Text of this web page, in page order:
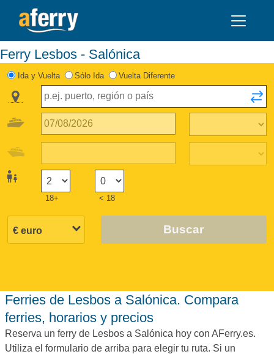
Ferry Lesbos - Salónica
Ida y Vuelta Sólo Ida Vuelta Diferente
18+ < 18
Buscar
Ferries de Lesbos a Salónica. Compara
ferries, horarios y precios
Reserva un ferry de Lesbos a Salónica hoy con AFerry.es.
Utiliza el formulario de arriba para elegir tu ruta. Si un